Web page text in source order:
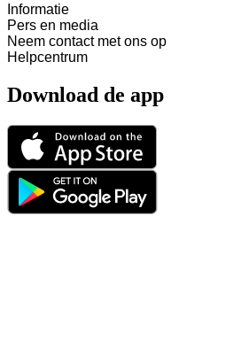
Informatie
Pers en media
Neem contact met ons op
Helpcentrum
Download de app